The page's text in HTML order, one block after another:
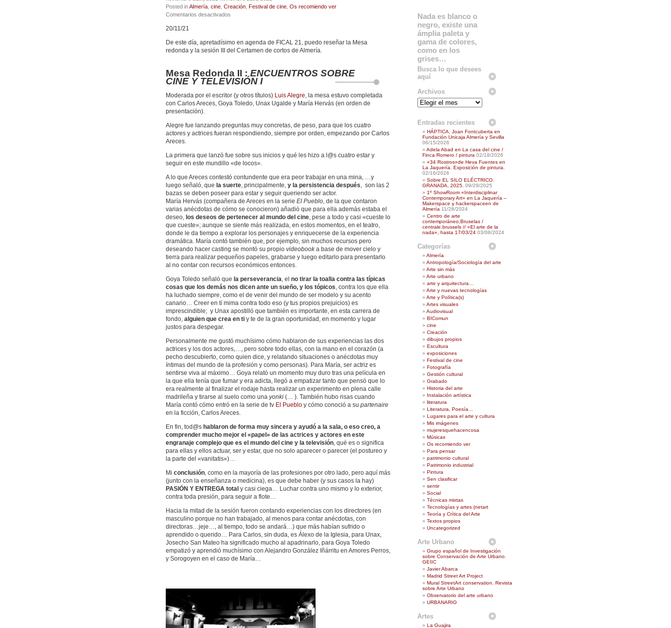
Posted inAlmería cine Creación Festival de cine Os recomiendo ver
Comentarios desactivados
CINE
DE
EDICIÓN
2021.
Algo
del
20/11/21
De este día, apretadísimo en agenda de FICAL 21, puedo reseñar la Mesa
redonda y la sesión III del Certamen de cortos de Almería.
Mesa Redonda II : ENCUENTROS SOBRE
CINE Y TELEVISIÓN I
Moderada por el escritor (y otros títulos) Luis Alegre , la mesa estuvo completada
con Carlos Areces, Goya Toledo, Unax Ugalde y María Hervás (en orden de
presentación).
Alegre fue lanzando preguntas muy concretas, de peso, para que los cuatro
actores y actrices fueran respondiendo, siempre por orden, empezando por Carlos
Areces.
La primera que lanzó fue sobre sus inicios y qué les hizo a l@s cuatro estar y
seguir en este mundillo «de locos».
A lo que Areces contestó contundente que era peor trabajar en una mina, …y
luego señaló, que la suerte , principalmente, y la persistencia después , son las 2
bazas se deben poseer para estar y seguir queriendo ser actor.
María Hervás (compañera de Areces en la serie El Pueblo , de la que contaron
varias anécdotas de cómo se conocieron) añadió que para ella además estaba el
deseo, los deseos de pertenecer al mundo del cine , pese a todo y casi «cueste lo
que cueste»; aunque se siente más realizada, en estos momentos, en el teatro,
donde le da tiempo a explorar los personajes y enriquecerse de la experiencia
dramática. María contó también que, por ejemplo, sin muchos recursos pero
deseando hacer casting se montó su propio videobooka base de mover cielo y
tierra para realizar pequeños papeles, grabarse y luego editarlo para presentarlo
al no contar con recursos económicos entonces.
Goya Toledo señaló que la perseverancia , el no tirar la toalla contra las típicas
cosas que los demás nos dicen ante un sueño, y los tópicos , contra los que ella
ha luchado siempre, como el de venir del mundo de ser modelo y su acento
canario… Creer en tí mima contra todo eso (y tus propios prejuicios) es
imprescindible; y Unax apostilló que también es importante, en esta carrera de
fondo, alguien que crea en ti y te de la gran oportunidad, en momento y lugar
justos para despegar.
Personalmente me gustó muchísimo cómo hablaron de sus experiencias las dos
actrices y los dos actores,…, pero sobre todo ellas, con la mano en el corazón (a
pecho descubierto, como quien dice, y relatando situaciones o anécdotas muy
íntimas del mundo de la profesión y como personas). Para María, ser actriz es
sentirse viva al máximo… Goya relató un momento muy duro tras una película en
la que ella tenía que fumar y era adicta, llegó a empatizar tanto que pensó que lo
era realmente al finalizar el rodaje hasta realizar un experimento en plena calle
madrileña y tirarse al suelo como una yonki (… ). También hubo risas cuando
María contó cómo entró en la serie de tv El Pueblo y cómo conoció a su partenaire
en la ficción, Carlos Areces.
En fin, tod@s hablaron de forma muy sincera y ayudó a la sala, o eso creo, a
comprender mucho mejor el «papel» de las actrices y actores en este
engranaje complejo que es el mundo del cine y la televisión , qué es o significa
para ellas y ellos actuar, ser y estar, que no solo aparecer o parecer (el postureo y
la parte del «vanitatis»)…
Mi conclusión , como en la mayoría de las profesiones por otro lado, pero aquí más
(junto con la enseñanza o medicina), es que debe haber (y sus casos la hay)
PASIÓN Y ENTREGA total y casi ciega… Luchar contra uno mismo y lo exterior,
contra toda presión, para seguir a flote…
Hacia la mitad de la sesión fueron contando experiencias con los directores (en
masculino porque no han trabajado, al menos para contar anécdotas, con
directoras…jeje…, al tiempo, todo se andará…) que más habían sufrido o
aprendido o querido… Para Carlos, sin duda, es Álexo de la Iglesia, para Unax,
Josecho San Mateo ha significado mucho al apadrinarlo, para Goya Toledo
empatizó y aprendió muchísimo con Alejandro González Iñárritu en Amores Perros,
y Sorogoyen en el caso de María…
Nada es blanco o
negro, existe una
ámplia paleta y
gama de colores,
como en los
grises…
Busca lo que desees
aquí
Archivos
Archivos
Entradas recientes
HÁPTICA, Joan Fontcuberta en
Fundación Unicaja Almería y Sevilla
06/15/2026
Adela Abad en La casa del cine /
Finca Romero / pintura 02/18/2026
«34 Rostros»de Heva Fuentes en
La Jaquería. Exposición de pintura.
02/16/2026
Sobre EL SILO ELÉCTRICO.
GRANADA, 2025. 09/29/2025
1º ShowRoom «Interdisciplinar
Contemporary Art» en La Jaquería –
Makerspace y hackerspaceen de
Almería 11/28/2024
Centro de arte
contemporáneo,Bruselas /
centrale.brussels // «El arte de la
nada», hasta 17/03/24 03/08/2024
Categorías
Almería
Antropología/Sociología del arte
Arte sin más
Arte urbano
arte y arquitectura…
Arte y nuevas tecnologías
Arte y Política(s)
Artes visuales
Audiovisual
BIComun
cine
Creación
dibujos propios
Escultura
exposiciones
Festival de cine
Fotografía
Gestión cultural
Grabado
Historia del arte
Instalación artística
literatura
Literatura, Poesía…
Lugares para el arte y cultura
Mis imágenes
mujeresquehacencosa
Músicas
Os recomiendo ver
Para pensar
patrimonio cultural
Patrimonio industrial
Pintura
Sen clasificar
sentir
Social
Técnicas mixtas
Tecnologías y artes (netart
Teoría y Crítica del Arte
Textos propios
Uncategorized
Arte Urbano
Grupo español de Investigación
sobre Conservación de Arte Urbano.
GEIIC
Javier Abarca
Madrid Street Art Project
Mural StreetArt conservation. Revista
sobre Arte Urbano
Observatorio del arte urbano
URBANARIO
Artes
La Guajira